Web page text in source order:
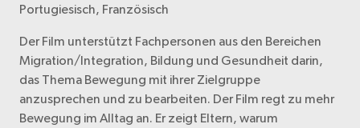
Portugiesisch, Französisch
Der Film unterstützt Fachpersonen aus den Bereichen
Migration/Integration, Bildung und Gesundheit darin,
das Thema Bewegung mit ihrer Zielgruppe
anzusprechen und zu bearbeiten. Der Film regt zu mehr
Bewegung im Alltag an. Er zeigt Eltern, warum